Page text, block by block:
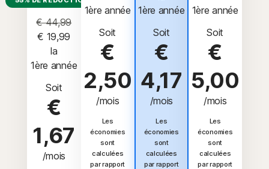
€ 44,99
€ 19,99
la
1ère année
Soit
€
1,67
/mois
1ère année
Soit
€
2,50
/mois
Les
économies
sont
calculées
par rapport
1ère année
Soit
€
4,17
/mois
Les
économies
sont
calculées
par rapport
1ère année
Soit
€
5,00
/mois
Les
économies
sont
calculées
par rapport